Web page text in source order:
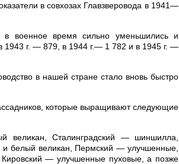
в совхозах Главзверовода в 1941—
в военное время сильно уменьшились и
1943 г. — 879, в 1944 г.— 1 782 и в 1945 г. —
в нашей стране стало вновь быстро
которые выращивают следующие
великан, Сталинградский — шиншилла,
белый великан, Пермский — улучшенные,
— улучшенные пуховые, а позже